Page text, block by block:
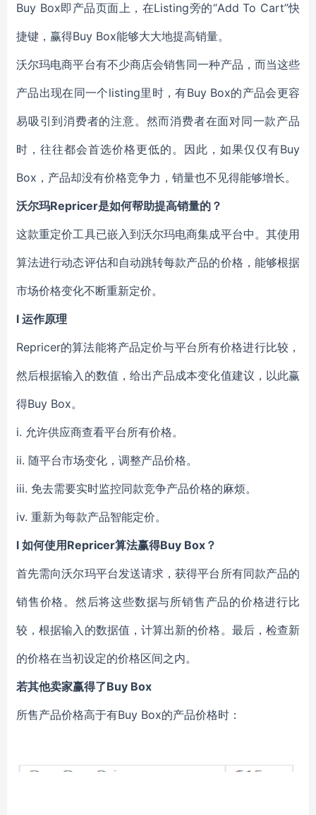
Buy Box即产品页面上，在Listing旁的“Add To Cart”快
捷键，赢得Buy Box能够大大地提高销量。
沃尔玛电商平台有不少商店会销售同一种产品，而当这些
产品出现在同一个listing里时，有Buy Box的产品会更容
易吸引到消费者的注意。然而消费者在面对同一款产品
时，往往都会首选价格更低的。因此，如果仅仅有Buy
Box，产品却没有价格竞争力，销量也不见得能够增长。
沃尔玛Repricer是如何帮助提高销量的？
这款重定价工具已嵌入到沃尔玛电商集成平台中。其使用
算法进行动态评估和自动跳转每款产品的价格，能够根据
市场价格变化不断重新定价。
l 运作原理
Repricer的算法能将产品定价与平台所有价格进行比较，
然后根据输入的数值，给出产品成本变化值建议，以此赢
得Buy Box。
i. 允许供应商查看平台所有价格。
ii. 随平台市场变化，调整产品价格。
iii. 免去需要实时监控同款竞争产品价格的麻烦。
iv. 重新为每款产品智能定价。
l 如何使用Repricer算法赢得Buy Box？
首先需向沃尔玛平台发送请求，获得平台所有同款产品的
销售价格。然后将这些数据与所销售产品的价格进行比
较，根据输入的数据值，计算出新的价格。最后，检查新
的价格在当初设定的价格区间之内。
若其他卖家赢得了Buy Box
所售产品价格高于有Buy Box的产品价格时：